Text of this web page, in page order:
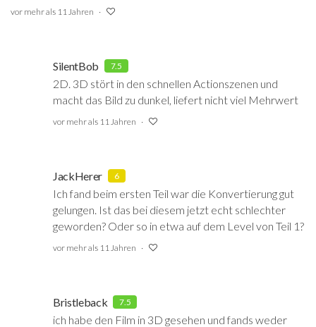
vor mehr als 11 Jahren
SilentBob 7.5
2D. 3D stört in den schnellen Actionszenen und
macht das Bild zu dunkel, liefert nicht viel Mehrwert
vor mehr als 11 Jahren
JackHerer 6
Ich fand beim ersten Teil war die Konvertierung gut
gelungen. Ist das bei diesem jetzt echt schlechter
geworden? Oder so in etwa auf dem Level von Teil 1?
vor mehr als 11 Jahren
Bristleback 7.5
ich habe den Film in 3D gesehen und fands weder